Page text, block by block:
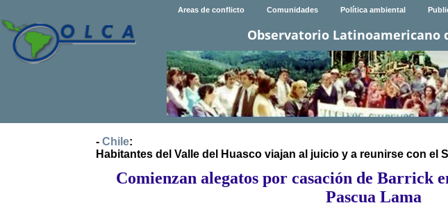
Areas de conflicto Comunidades Política ambiental
Observatorio Latinoamericano
- Chile:
Habitantes del Valle del Huasco viajan al juicio y a reunirse con el
Comienzan alegatos por casación de Barrick
Pascua Lama